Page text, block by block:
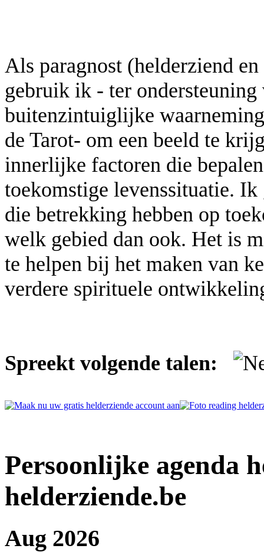
Als paragnost (helderziend
gebruik ik - ter
buitenzintuiglijke
de Tarot- om een beeld te
innerlijke factoren die
toekomstige levenssituatie.
die betrekking hebben op
welk gebied dan ook. Het is
te helpen bij het maken van
verdere spirituele
Spreekt volgende talen:
Persoonlijke agenda
helderziende.be
Aug 2026